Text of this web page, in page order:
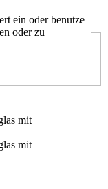
ein oder benutze
oder zu